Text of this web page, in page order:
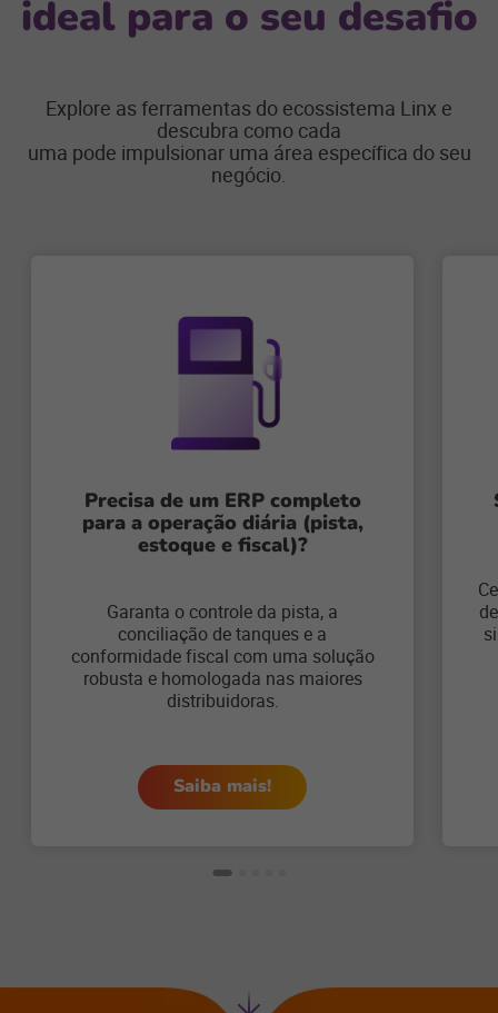
ideal para o seu desafio
Explore as ferramentas do ecossistema Linx e
descubra como cada
uma pode impulsionar uma área específica do seu
negócio.
Precisa de um ERP completo
para a operação diária (pista,
estoque e fiscal)?
Garanta o controle da pista, a
conciliação de tanques e a
conformidade fiscal com uma solução
robusta e homologada nas maiores
distribuidoras.
Saiba mais!